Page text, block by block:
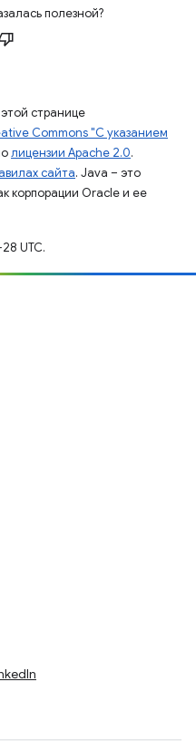
полезной?
странице
Commons "С указанием
лицензии Apache 2.0.
сайта. Java – это
корпорации Oracle и ее
UTC.